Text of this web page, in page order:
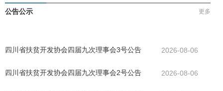
公告公示 更多
四川省扶贫开发协会四届九次理事会3号公告 2026-08-06
四川省扶贫开发协会四届九次理事会2号公告 2026-08-06